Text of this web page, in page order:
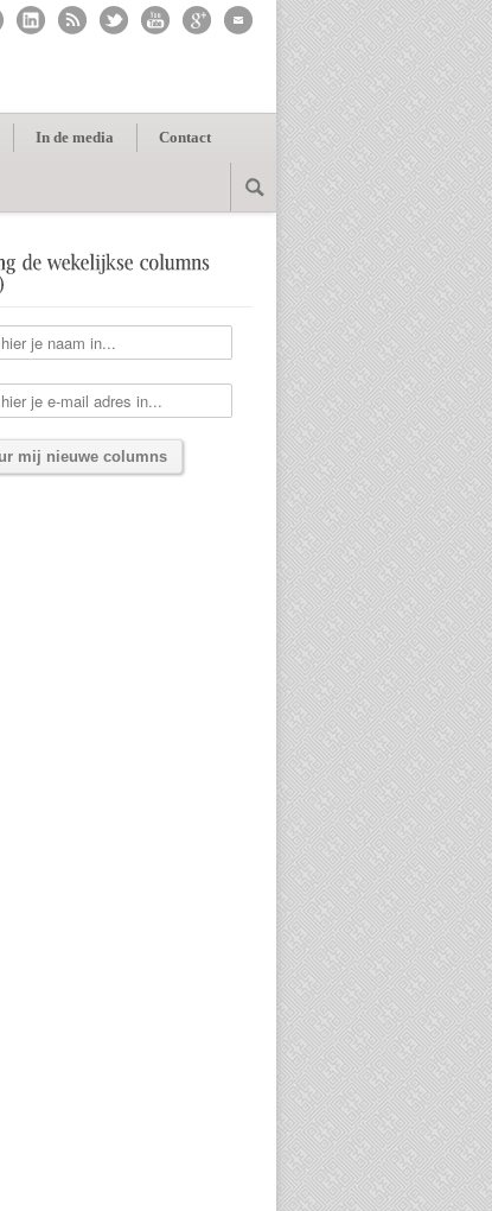
In de media Contact